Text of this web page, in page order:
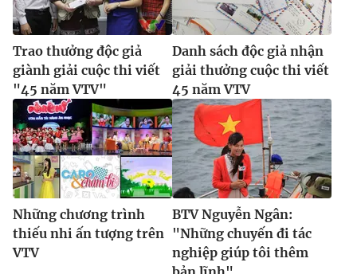
Ðiện thoại Thời báo VTV:024.66 897 897
Email:
toasoan@vtv.vn
Liên hệ quảng cáo:024-7300.7108
Trao thưởng độc giả
giành giải cuộc thi viết
"45 năm VTV"
Danh sách độc giả nhận
giải thưởng cuộc thi viết
45 năm VTV
Những chương trình
thiếu nhi ấn tượng trên
VTV
BTV Nguyễn Ngân:
"Những chuyến đi tác
nghiệp giúp tôi thêm